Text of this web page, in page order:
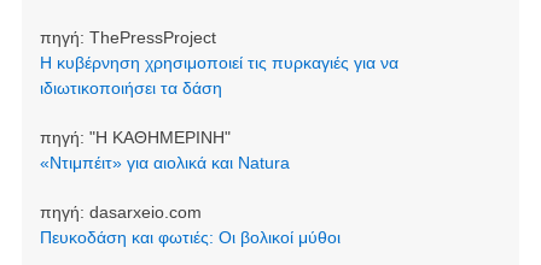
πηγή: ThePressProject
Η κυβέρνηση χρησιμοποιεί τις πυρκαγιές για να
ιδιωτικοποιήσει τα δάση
πηγή: "Η ΚΑΘΗΜΕΡΙΝΗ"
«Ντιμπέιτ» για αιολικά και Natura
πηγή: dasarxeio.com
Πευκοδάση και φωτιές: Οι βολικοί μύθοι